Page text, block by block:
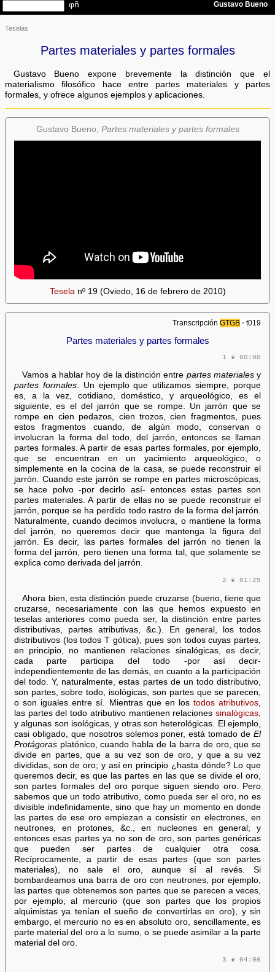
Teselas
Partes materiales y partes formales
Gustavo Bueno expone brevemente la distinción que el
materialismo filosófico hace entre partes materiales y partes
formales, y ofrece algunos ejemplos y aplicaciones.
Gustavo Bueno, Partes materiales y partes formales
Tesela nº 19 (Oviedo, 16 de febrero de 2010)
TranscripciónGTGB ⋅ t019
Partes materiales y partes formales
1 ❦ 00:00
Vamos a hablar hoy de la distinción entre partes materialesy
partes formales. Un ejemplo que utilizamos siempre, porque
es, a la vez, cotidiano, doméstico, y arqueológico, es el
siguiente, es el del jarrón que se rompe. Un jarrón que se
rompe en cien pedazos, cien trozos, cien fragmentos, pues
estos fragmentos cuando, de algún modo, conservan o
involucran la forma del todo, del jarrón, entonces se llaman
partes formales. A partir de esas partes formales, por ejemplo,
que se encuentran en un yacimiento arqueológico, o
simplemente en la cocina de la casa, se puede reconstruir el
jarrón. Cuando este jarrón se rompe en partes microscópicas,
se hace polvo -por decirlo así- entonces estas partes son
partes materiales. A partir de ellas no se puede reconstruir el
jarrón, porque se ha perdido todo rastro de la forma del jarrón.
Naturalmente, cuando decimos involucra, o mantiene la forma
del jarrón, no queremos decir que mantenga la figura del
jarrón. Es decir, las partes formales del jarrón no tienen la
forma del jarrón, pero tienen una forma tal, que solamente se
explica como derivada del jarrón.
2 ❦ 01:25
Ahora bien, esta distinción puede cruzarse (bueno, tiene que
cruzarse, necesariamente con las que hemos expuesto en
teselas anteriores como pueda ser, la distinción entre partes
distributivas, partes atributivas, &c.). En general, los todos
distributivos (los todos T gótica), pues son todos cuyas partes,
en principio, no mantienen relaciones sinalógicas, es decir,
cada parte participa del todo -por así decir-
independientemente de las demás, en cuanto a la participación
del todo. Y, naturalmente, estas partes de un todo distributivo,
son partes, sobre todo, isológicas, son partes que se parecen,
o son iguales entre sí. Mientras que en lostodos atributivos
las partes del todo atributivo mantienen relacionessinalógicas
y algunas son isológicas, y otras son heterológicas. El ejemplo,
casi obligado, que nosotros solemos poner, está tomado deEl
Protágorasplatónico, cuando habla de la barra de oro, que se
divide en partes, que a su vez son de oro, y que a su vez
divididas, son de oro; y así en principio ¿hasta dónde? Lo que
queremos decir, es que las partes en las que se divide el oro,
son partes formales del oro porque siguen siendo oro. Pero
sabemos que un todo atributivo, como pueda ser el oro, no es
divisible indefinidamente, sino que hay un momento en donde
las partes de ese oro empiezan a consistir en electrones, en
neutrones, en protones, &c., en nucleones en general; y
entonces esas partes ya no son de oro, son partes genéricas
que pueden ser partes de cualquier otra cosa.
Recíprocamente, a partir de esas partes (que son partes
materiales), no sale el oro, aunque sí al revés. Si
bombardeamos una barra de oro con neutrones, por ejemplo,
las partes que obtenemos son partes que se parecen a veces,
por ejemplo, al mercurio (que son partes que los propios
alquimistas ya tenían el sueño de convertirlas en oro), y sin
embargo, el mercurio no es en absoluto oro, sencillamente, es
parte material del oro a lo sumo, o se puede asimilar a la parte
material del oro.
3 ❦ 04:06